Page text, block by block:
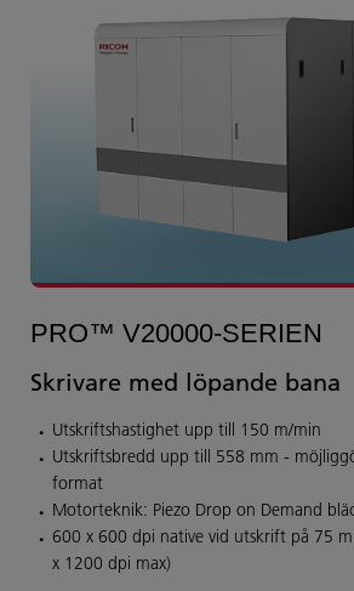
PRO™ V20000-SERIEN
Skrivare med löpande bana
Utskriftshastighet upp till 150 m/min
Utskriftsbredd upp till 558 mm -
format
Motorteknik: Piezo Drop on Demand
600 x 600 dpi native vid utskrift på 75
x 1200 dpi max)